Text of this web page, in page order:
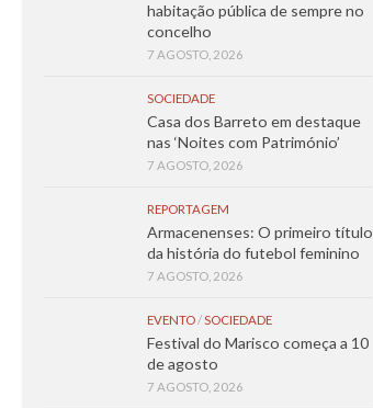
habitação pública de sempre no
concelho
7 AGOSTO, 2026
SOCIEDADE
Casa dos Barreto em destaque
nas ‘Noites com Património’
7 AGOSTO, 2026
REPORTAGEM
Armacenenses: O primeiro título
da história do futebol feminino
7 AGOSTO, 2026
EVENTO/SOCIEDADE
Festival do Marisco começa a 10
de agosto
7 AGOSTO, 2026